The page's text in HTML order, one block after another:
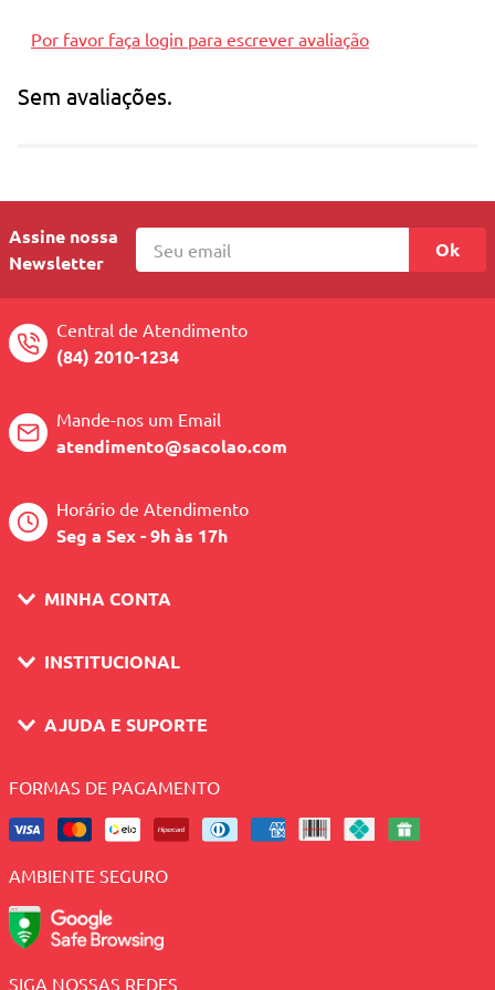
Por favor faça login para escrever avaliação
Sem avaliações.
Assine nossa
Newsletter
Ok
Central de Atendimento
(84) 2010-1234
Mande-nos um Email
atendimento@sacolao.com
Horário de Atendimento
Seg a Sex - 9h às 17h
MINHA CONTA
INSTITUCIONAL
AJUDA E SUPORTE
FORMAS DE PAGAMENTO
AMBIENTE SEGURO
SIGA NOSSAS REDES